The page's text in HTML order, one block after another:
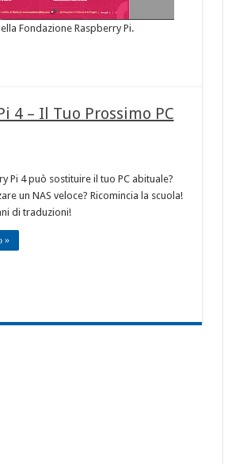
Fondazione Raspberry Pi.
4 – Il Tuo Prossimo PC
Pi 4 può sostituire il tuo PC abituale?
un NAS veloce? Ricomincia la scuola!
di traduzioni!
»